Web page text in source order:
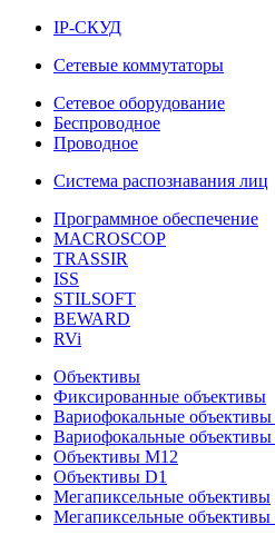
IP-СКУД
Сетевые коммутаторы
Сетевое оборудование
Беспроводное
Проводное
Система распознавания лиц
Программное обеспечение
MACROSCOP
TRASSIR
ISS
STILSOFT
BEWARD
RVi
Объективы
Фиксированные объективы
Вариофокальные
Вариофокальные объективы
Объективы М12
Объективы D1
Мегапиксельные объективы
Мегапиксельные